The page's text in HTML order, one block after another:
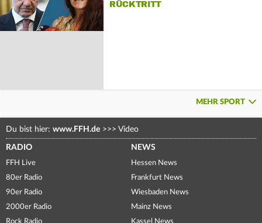
RÜCKTRITT
MEHR SPORT
Du bist hier: www.FFH.de >>> Video
RADIO
FFH Live
80er Radio
90er Radio
2000er Radio
Rock Radio
NEWS
Hessen News
Frankfurt News
Wiesbaden News
Mainz News
Kassel News